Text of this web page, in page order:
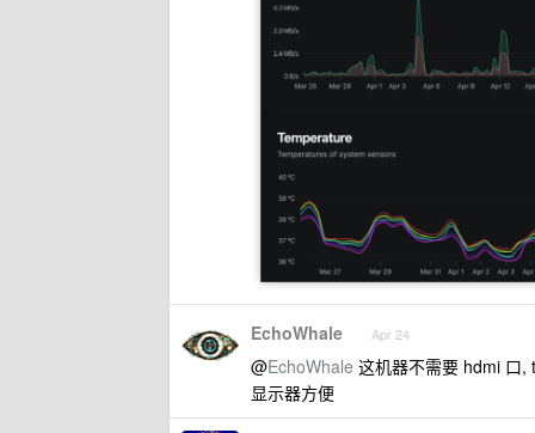
EchoWhale Apr 24
@EchoWhale 这机器不需要 hdmi 口,
显示器方便